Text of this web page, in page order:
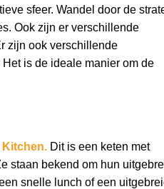
sfeer. Wandel door de
Ook zijn er verschillende
zijn ook verschillende
is de ideale manier om de
Kitchen. Dit is een keten met
staan bekend om hun
snelle lunch of een